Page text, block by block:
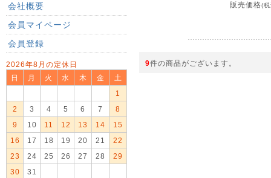
会社概要
会員マイページ
会員登録
2026年8月の定休日
日
月 火 水 木 金
土
1
2
3 4 5 6 7
8
9
10 11 12 13 14
15
16
17 18 19 20 21
22
23
24 25 26 27 28
29
30
31
販売価格(
9件の商品がございます。